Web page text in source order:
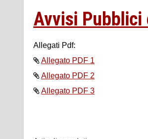
Avvisi Pubblici
Allegati Pdf:
Allegato PDF 1
Allegato PDF 2
Allegato PDF 3